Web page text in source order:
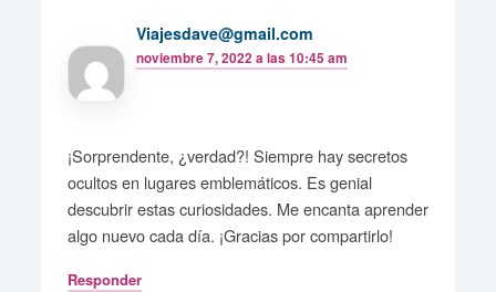
Viajesdave@gmail.com
noviembre 7, 2022 a las 10:45 am
¡Sorprendente, ¿verdad?! Siempre hay secretos
ocultos en lugares emblemáticos. Es genial
descubrir estas curiosidades. Me encanta aprender
algo nuevo cada día. ¡Gracias por compartirlo!
Responder